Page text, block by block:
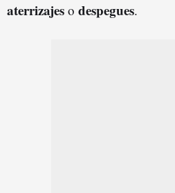
aterrizajes o despegues.